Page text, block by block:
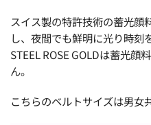
スイス製の特許技術の蓄光
し、夜間でも鮮明に光り時刻
STEEL ROSE GOLDは蓄光顔
ん。
こちらのベルトサイズは男女